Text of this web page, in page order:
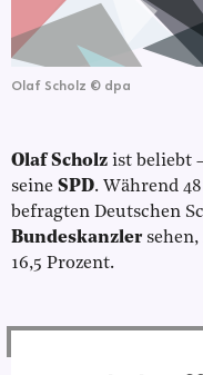
Olaf Scholz © dpa
Olaf Scholz ist beliebt
seine SPD. Während
befragten Deutschen
Bundeskanzler
16,5 Prozent.